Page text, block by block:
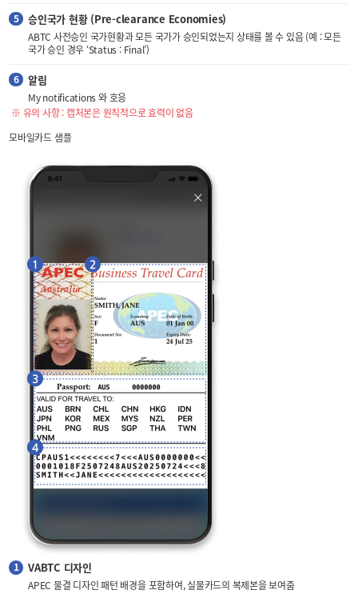
승인국가 현황 (Pre-clearance Economies)
ABTC 사전승인 국가현황과 모든 국가가 승인되었는지 상태를 볼 수 있음 (예 : 모든
국가 승인 경우 ‘Status : Final’)
알림
My notifications 와 호응
※ 유의 사항 : 캡처본은 원칙적으로 효력이 없음
모바일카드 샘플
VABTC 디자인
APEC 물결 디자인 패턴 배경을 포함하여, 실물카드의 복제본을 보여줌